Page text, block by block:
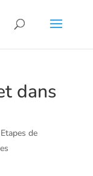
dans
Etapes de